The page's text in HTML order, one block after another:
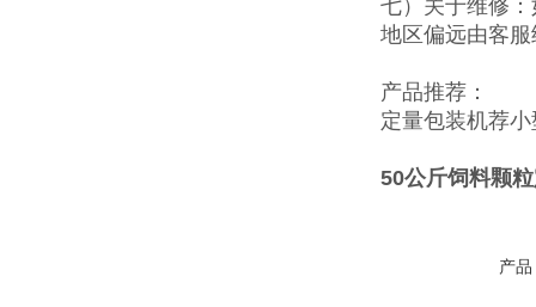
七）关于维修
地区偏远由客
产品推荐：
定量包装机荐小
50公斤饲料颗
产品